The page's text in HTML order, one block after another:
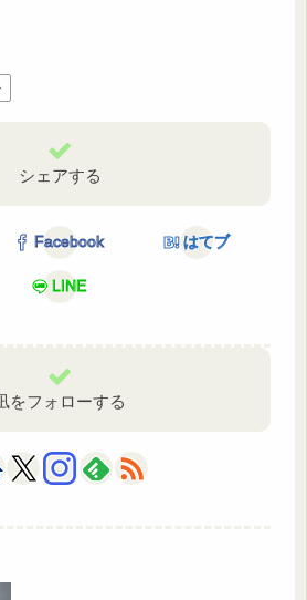
シェアする
Facebook はてブ
LINE
をフォローする